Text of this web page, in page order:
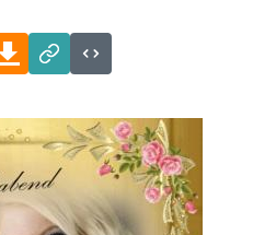
Download
Link
Code